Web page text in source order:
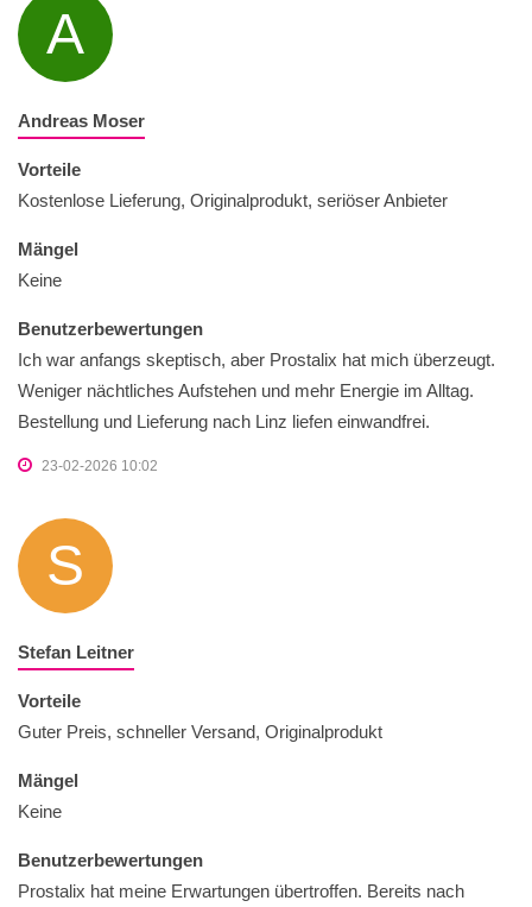
A
Andreas Moser
Vorteile
Kostenlose Lieferung, Originalprodukt, seriöser Anbieter
Mängel
Keine
Benutzerbewertungen
Ich war anfangs skeptisch, aber Prostalix hat mich überzeugt.
Weniger nächtliches Aufstehen und mehr Energie im Alltag.
Bestellung und Lieferung nach Linz liefen einwandfrei.
23-02-2026 10:02
S
Stefan Leitner
Vorteile
Guter Preis, schneller Versand, Originalprodukt
Mängel
Keine
Benutzerbewertungen
Prostalix hat meine Erwartungen übertroffen. Bereits nach